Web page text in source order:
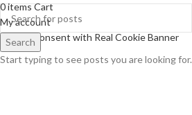
Search
Start typing to see posts you are looking for.
0itemsCart
My account
Cookie Consent with Real Cookie Banner